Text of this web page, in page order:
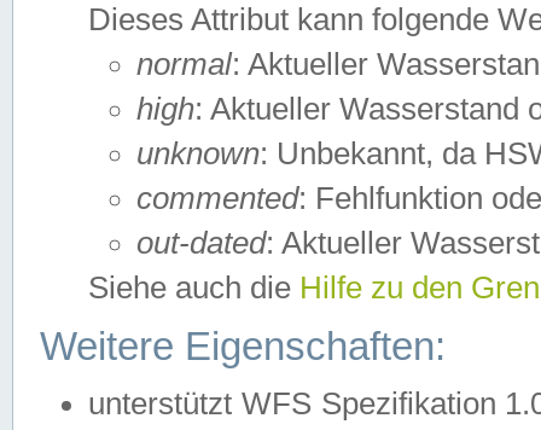
Dieses Attribut kann folgende
normal: Aktueller
high: Aktueller Wasserstand
unknown: Unbekannt, da
commented: Fehlfunktion
out-dated: Aktueller
Siehe auch die Hilfe zu den
Weitere Eigenschaften:
unterstützt WFS Spezifikation